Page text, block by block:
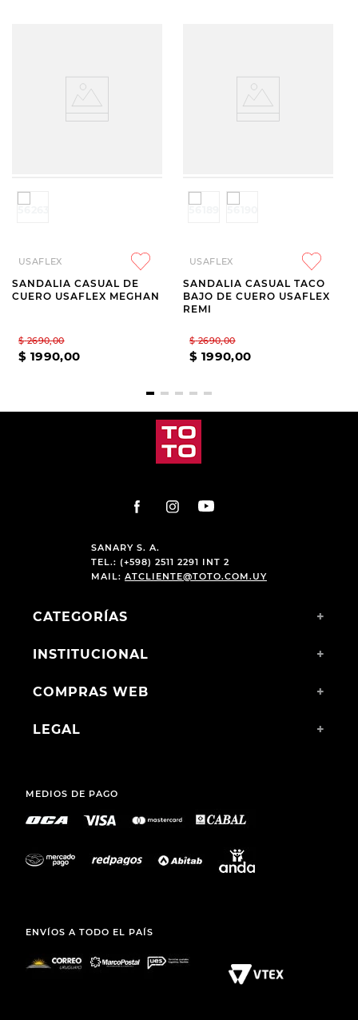
USAFLEX
SANDALIA CASUAL DE
CUERO USAFLEX MEGHAN
$ 2690,00
$ 1990,00
USAFLEX
SANDALIA CASUAL TACO
BAJO DE CUERO USAFLEX
REMI
$ 2690,00
$ 1990,00
SANARY S. A.
TEL.: (+598) 2511 2291 INT 2
MAIL: ATCLIENTE@TOTO.COM.UY
CATEGORÍAS +
INSTITUCIONAL +
COMPRAS WEB +
LEGAL +
MEDIOS DE PAGO
ENVÍOS A TODO EL PAÍS